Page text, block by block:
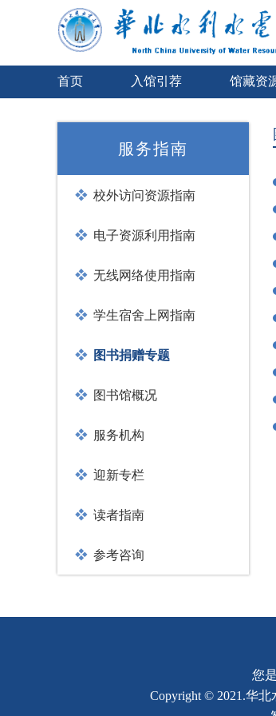
首页 入馆引荐 馆藏资
服务指南
校外访问资源指南
电子资源利用指南
无线网络使用指南
学生宿舍上网指南
图书捐赠专题
图书馆概况
服务机构
迎新专栏
读者指南
参考咨询
您
Copyright © 2021.华